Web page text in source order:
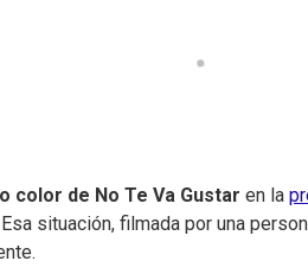
color de No Te Va Gustar en la
situación, filmada por una